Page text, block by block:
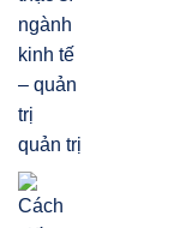
quản trị